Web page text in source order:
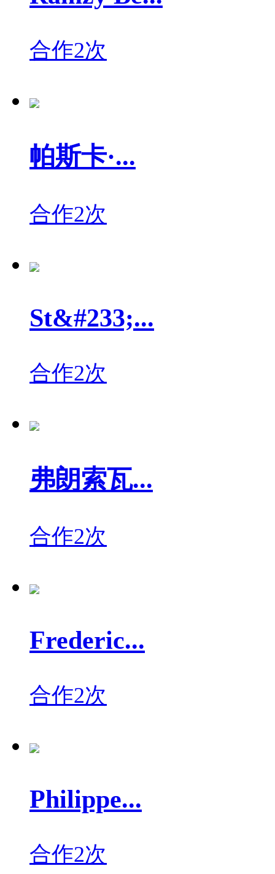
合作2次
帕斯卡·...
合作2次
St&#233;...
合作2次
弗朗索瓦...
合作2次
Frederic...
合作2次
Philippe...
合作2次